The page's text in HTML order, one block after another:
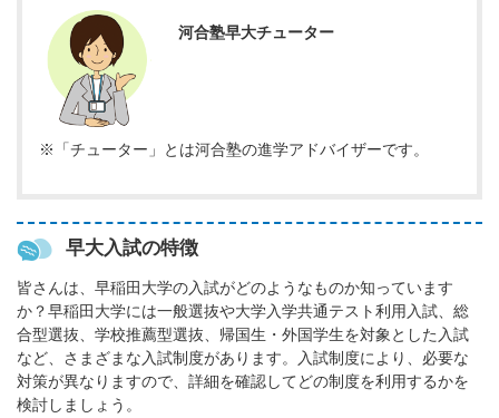
河合塾早大チューター
※「チューター」とは河合塾の進学アドバイザーです。
早大入試の特徴
皆さんは、早稲田大学の入試がどのようなものか知っています
か？早稲田大学には一般選抜や大学入学共通テスト利用入試、総
合型選抜、学校推薦型選抜、帰国生・外国学生を対象とした入試
など、さまざまな入試制度があります。入試制度により、必要な
対策が異なりますので、詳細を確認してどの制度を利用するかを
検討しましょう。